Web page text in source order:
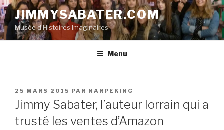
Aller
au
contenu
principal
JIMMYSABATER.COM
Musée d'Histoires Imaginaires
Menu
PUBLIÉ
LE
25 MARS 2015 PAR NARPEKING
Jimmy Sabater, l’auteur lorrain qui a
trusté les ventes d’Amazon